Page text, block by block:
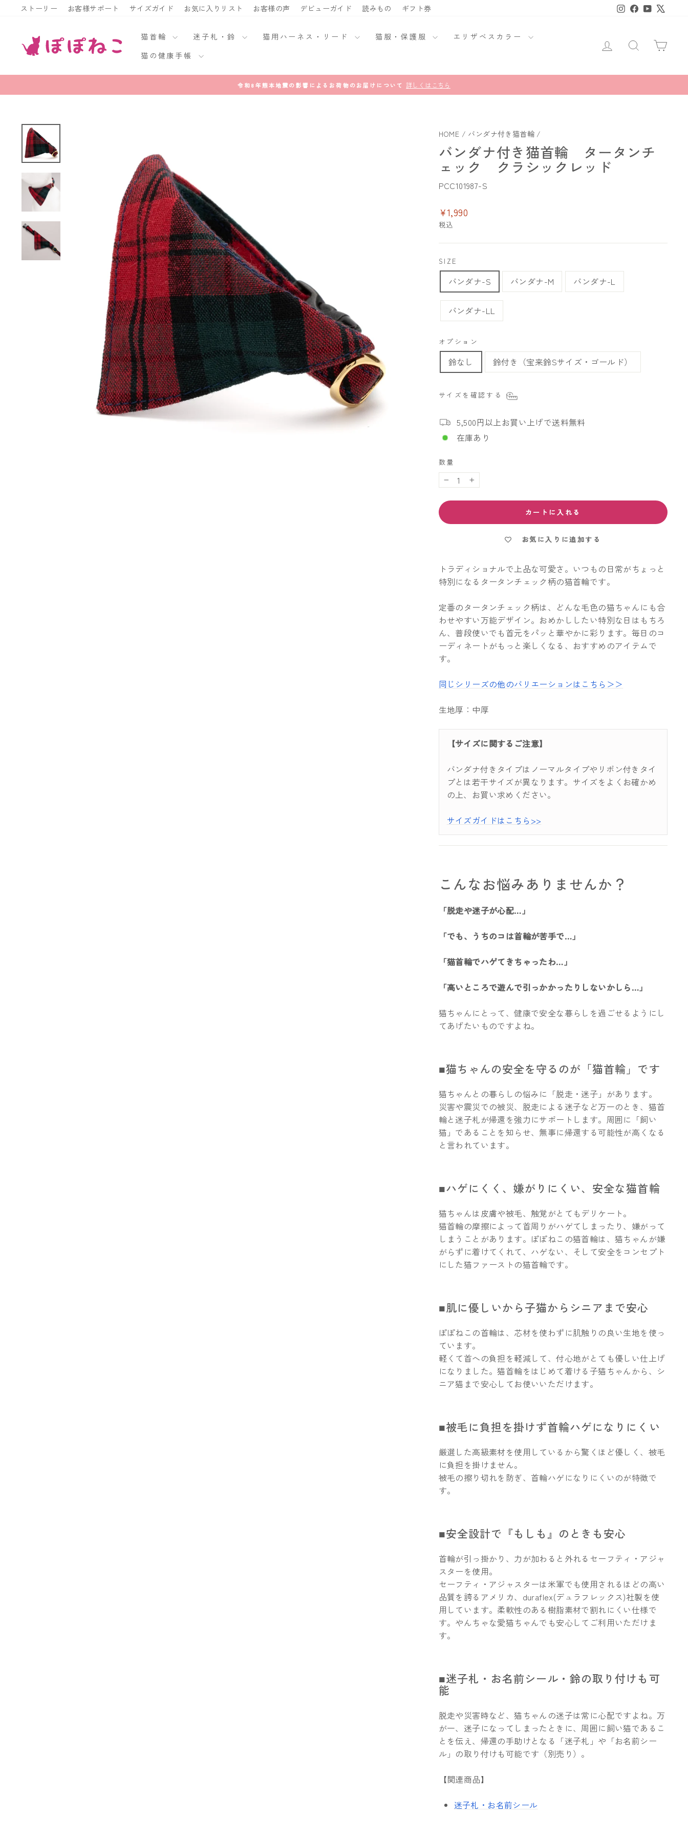
ストーリー お客様サポート サイズガイド お気に入りリスト お客様の声 デビューガイド 読みもの ギフト券 Instagram
Facebook
YouTube
猫首輪 迷子札・鈴 猫用ハーネス・リード 猫服・保護服
エリザベスカラー
猫の健康手帳
ログイン 商品・読
令和8年熊本地震の影響によるお荷物のお届けについて 詳しくはこちら
HOME / バンダナ付き猫首輪 /
バンダナ付き猫首輪 タータンチ
ェック クラシックレッド
PCC101987-S
通
常
¥1,990
税込
SIZE
バンダナ-S バンダナ-M バンダナ-L
バンダナ-LL
オプション
鈴なし 鈴付き（宝来鈴Sサイズ・ゴールド）
サイズを確認する
5,500円以上お買い上げで送料無料
在庫あり
数量
− +
カートに入れる
お気に入りに追加する
トラディショナルで上品な可愛さ。いつもの日常がちょっと
特別になるタータンチェック柄の猫首輪です。
定番のタータンチェック柄は、どんな毛色の猫ちゃんにも合
わせやすい万能デザイン。おめかししたい特別な日はもちろ
ん、普段使いでも首元をパッと華やかに彩ります。毎日のコ
ーディネートがもっと楽しくなる、おすすめのアイテムで
す。
同じシリーズの他のバリエーションはこちら＞＞
生地厚：中厚
【サイズに関するご注意】
バンダナ付きタイプはノーマルタイプやリボン付きタイ
プとは若干サイズが異なります。サイズをよくお確かめ
の上、お買い求めください。
サイズガイドはこちら>>
こんなお悩みありませんか？
「脱走や迷子が心配…」
「でも、うちのコは首輪が苦手で…」
「猫首輪でハゲてきちゃったわ…」
「高いところで遊んで引っかかったりしないかしら…」
猫ちゃんにとって、健康で安全な暮らしを過ごせるようにし
てあげたいものですよね。
■猫ちゃんの安全を守るのが「猫首輪」です
猫ちゃんとの暮らしの悩みに「脱走・迷子」があります。
災害や震災での被災、脱走による迷子など万一のとき、猫首
輪と迷子札が帰還を強力にサポートします。周囲に「飼い
猫」であることを知らせ、無事に帰還する可能性が高くなる
と言われています。
■ハゲにくく、嫌がりにくい、安全な猫首輪
猫ちゃんは皮膚や被毛、触覚がとてもデリケート。
猫首輪の摩擦によって首周りがハゲてしまったり、嫌がって
しまうことがあります。ぽぽねこの猫首輪は、猫ちゃんが嫌
がらずに着けてくれて、ハゲない、そして安全をコンセプト
にした猫ファーストの猫首輪です。
■肌に優しいから子猫からシニアまで安心
ぽぽねこの首輪は、芯材を使わずに肌触りの良い生地を使っ
ています。
軽くて首への負担を軽減して、付心地がとても優しい仕上げ
になりました。猫首輪をはじめて着ける子猫ちゃんから、シ
ニア猫まで安心してお使いいただけます。
■被毛に負担を掛けず首輪ハゲになりにくい
厳選した高級素材を使用しているから驚くほど優しく、被毛
に負担を掛けません。
被毛の擦り切れを防ぎ、首輪ハゲになりにくいのが特徴で
す。
■安全設計で『もしも』のときも安心
首輪が引っ掛かり、力が加わると外れるセーフティ・アジャ
スターを使用。
セーフティ・アジャスターは米軍でも使用されるほどの高い
品質を誇るアメリカ、duraflex(デュラフレックス)社製を使
用しています。柔軟性のある樹脂素材で割れにくい仕様で
す。やんちゃな愛猫ちゃんでも安心してご利用いただけま
す。
■迷子札・お名前シール・鈴の取り付けも可
能
脱走や災害時など、猫ちゃんの迷子は常に心配ですよね。万
が一、迷子になってしまったときに、周囲に飼い猫であるこ
とを伝え、帰還の手助けとなる「迷子札」や「お名前シー
ル」の取り付けも可能です（別売り）。
【関連商品】
迷子札・お名前シール